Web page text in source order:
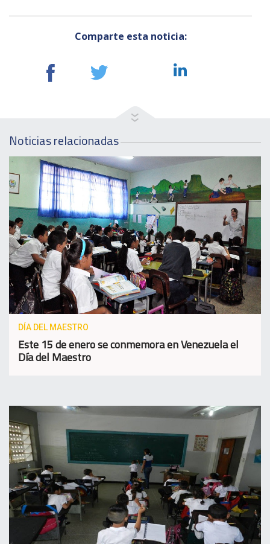
Comparte esta noticia:
Noticias relacionadas
DÍA DEL MAESTRO
Este 15 de enero se conmemora en Venezuela el
Día del Maestro